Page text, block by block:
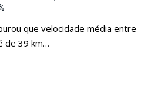
que velocidade média entre
de 39 km…